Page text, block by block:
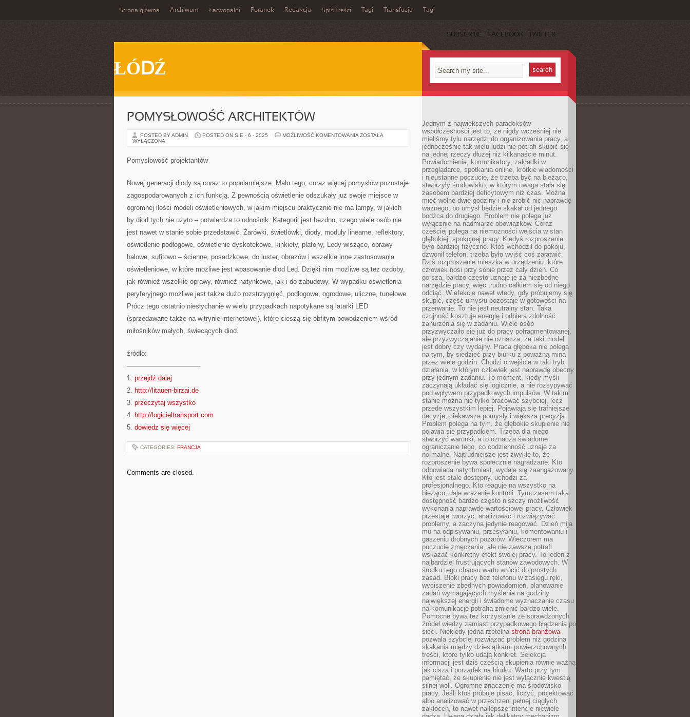
Strona główna Archiwum Łatwopalni Poranek Redakcja Spis Treści Tagi Transfuzja Tagi
SUBSCRIBE FACEBOOK TWITTER
ŁÓDŹ
POMYSŁOWOŚĆ ARCHITEKTÓW
POSTED BY ADMIN POSTED ON SIE - 6 - 2025 MOŻLIWOŚĆ KOMENTOWANIA POMYSŁOWOŚĆ
ZOSTAŁA
WYŁĄCZONA
Pomysłowość projektantów
Nowej generacji diody są coraz to popularniejsze. Mało tego, coraz więcej pomysłów pozostaje
zagospodarowanych z ich funkcją. Z pewnością oświetlenie odszukały już swoje miejsce w
ogromnej ilości modeli oświetleniowych, w jakim miejscu praktycznie nie ma lampy, w jakich
by diod tych nie użyto – potwierdza to odnośnik. Kategorii jest bezdno, czego wiele osób nie
jest nawet w stanie sobie przedstawić. Żarówki, świetlówki, diody, moduły linearne, reflektory,
oświetlenie podłogowe, oświetlenie dyskotekowe, kinkiety, plafony, Ledy wiszące, oprawy
halowe, sufitowo – ścienne, posadzkowe, do luster, obrazów i wszelkie inne zastosowania
oświetleniowe, w które możliwe jest wpasowanie diod Led. Dzięki nim możliwe są też ozdoby,
jak również wszelkie oprawy, również natynkowe, jak i do zabudowy. W wypadku oświetlenia
peryferyjnego możliwe jest także dużo rozstrzygnięć, podłogowe, ogrodowe, uliczne, tunelowe.
Prócz tego ostatnio niesłychanie w wielu przypadkach napotykane są latarki LED
(sprzedawane także na witrynie internetowej), które cieszą się obfitym powodzeniem wśród
miłośników małych, świecących diod.
źródło:
———————————
1. przejdź dalej
2. http://litauen-birzai.de
3. przeczytaj wszystko
4. http://logicieltransport.com
5. dowiedz się więcej
CATEGORIES: FRANCJA
Comments are closed.
Jednym z największych paradoksów
współczesności jest to, że nigdy wcześniej nie
mieliśmy tylu narzędzi do organizowania pracy, a
jednocześnie tak wielu ludzi nie potrafi skupić się
na jednej rzeczy dłużej niż kilkanaście minut.
Powiadomienia, komunikatory, zakładki w
przeglądarce, spotkania online, krótkie wiadomości
i nieustanne poczucie, że trzeba być na bieżąco,
stworzyły środowisko, w którym uwaga stała się
zasobem bardziej deficytowym niż czas. Można
mieć wolne dwie godziny i nie zrobić nic naprawdę
ważnego, bo umysł będzie skakał od jednego
bodźca do drugiego. Problem nie polega już
wyłącznie na nadmiarze obowiązków. Coraz
częściej polega na niemożności wejścia w stan
głębokiej, spokojnej pracy. Kiedyś rozproszenie
było bardziej fizyczne. Ktoś wchodził do pokoju,
dzwonił telefon, trzeba było wyjść coś załatwić.
Dziś rozproszenie mieszka w urządzeniu, które
człowiek nosi przy sobie przez cały dzień. Co
gorsza, bardzo często uznaje je za niezbędne
narzędzie pracy, więc trudno całkiem się od niego
odciąć. W efekcie nawet wtedy, gdy próbujemy się
skupić, część umysłu pozostaje w gotowości na
przerwanie. To nie jest neutralny stan. Taka
czujność kosztuje energię i odbiera zdolność
zanurzenia się w zadaniu. Wiele osób
przyzwyczaiło się już do pracy pofragmentowanej,
ale przyzwyczajenie nie oznacza, że taki model
jest dobry czy wydajny. Praca głęboka nie polega
na tym, by siedzieć przy biurku z poważną miną
przez wiele godzin. Chodzi o wejście w taki tryb
działania, w którym człowiek jest naprawdę obecny
przy jednym zadaniu. To moment, kiedy myśli
zaczynają układać się logicznie, a nie rozsypywać
pod wpływem przypadkowych impulsów. W takim
stanie można nie tylko pracować szybciej, lecz
przede wszystkim lepiej. Pojawiają się trafniejsze
decyzje, ciekawsze pomysły i większa precyzja.
Problem polega na tym, że głębokie skupienie nie
pojawia się przypadkiem. Trzeba dla niego
stworzyć warunki, a to oznacza świadome
ograniczanie tego, co codzienność uznaje za
normalne. Najtrudniejsze jest zwykle to, że
rozproszenie bywa społecznie nagradzane. Kto
odpowiada natychmiast, wydaje się zaangażowany.
Kto jest stale dostępny, uchodzi za
profesjonalnego. Kto reaguje na wszystko na
bieżąco, daje wrażenie kontroli. Tymczasem taka
dostępność bardzo często niszczy możliwość
wykonania naprawdę wartościowej pracy. Człowiek
przestaje tworzyć, analizować i rozwiązywać
problemy, a zaczyna jedynie reagować. Dzień mija
mu na odpisywaniu, przesyłaniu, komentowaniu i
gaszeniu drobnych pożarów. Wieczorem ma
poczucie zmęczenia, ale nie zawsze potrafi
wskazać konkretny efekt swojej pracy. To jeden z
najbardziej frustrujących stanów zawodowych. W
środku tego chaosu warto wrócić do prostych
zasad. Bloki pracy bez telefonu w zasięgu ręki,
wyciszenie zbędnych powiadomień, planowanie
zadań wymagających myślenia na godziny
największej energii i świadome wyznaczanie czasu
na komunikację potrafią zmienić bardzo wiele.
Pomocne bywa też korzystanie ze sprawdzonych
źródeł wiedzy zamiast przypadkowego błądzenia po
sieci. Niekiedy jedna rzetelna strona branżowa
pozwala szybciej rozwiązać problem niż godzina
skakania między dziesiątkami powierzchownych
treści, które tylko udają konkret. Selekcja
informacji jest dziś częścią skupienia równie ważną
jak cisza i porządek na biurku. Warto przy tym
pamiętać, że skupienie nie jest wyłącznie kwestią
silnej woli. Ogromne znaczenie ma środowisko
pracy. Jeśli ktoś próbuje pisać, liczyć, projektować
albo analizować w przestrzeni pełnej ciągłych
zakłóceń, to nawet najlepsze intencje niewiele